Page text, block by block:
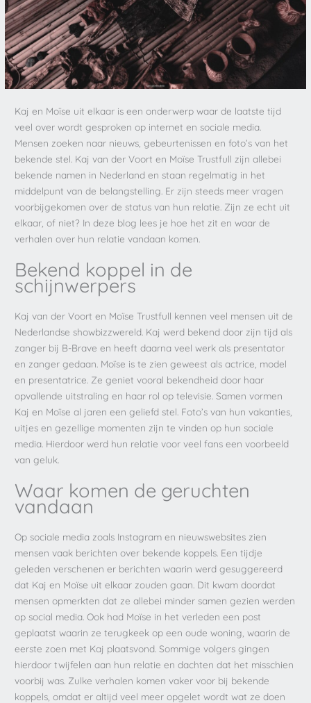
Kaj en Moïse uit elkaar is een onderwerp waar de laatste tijd
veel over wordt gesproken op internet en sociale media.
Mensen zoeken naar nieuws, gebeurtenissen en foto’s van het
bekende stel. Kaj van der Voort en Moïse Trustfull zijn allebei
bekende namen in Nederland en staan regelmatig in het
middelpunt van de belangstelling. Er zijn steeds meer vragen
voorbijgekomen over de status van hun relatie. Zijn ze echt uit
elkaar, of niet? In deze blog lees je hoe het zit en waar de
verhalen over hun relatie vandaan komen.
Bekend koppel in de
schijnwerpers
Kaj van der Voort en Moïse Trustfull kennen veel mensen uit de
Nederlandse showbizzwereld. Kaj werd bekend door zijn tijd als
zanger bij B-Brave en heeft daarna veel werk als presentator
en zanger gedaan. Moïse is te zien geweest als actrice, model
en presentatrice. Ze geniet vooral bekendheid door haar
opvallende uitstraling en haar rol op televisie. Samen vormen
Kaj en Moïse al jaren een geliefd stel. Foto’s van hun vakanties,
uitjes en gezellige momenten zijn te vinden op hun sociale
media. Hierdoor werd hun relatie voor veel fans een voorbeeld
van geluk.
Waar komen de geruchten
vandaan
Op sociale media zoals Instagram en nieuwswebsites zien
mensen vaak berichten over bekende koppels. Een tijdje
geleden verschenen er berichten waarin werd gesuggereerd
dat Kaj en Moïse uit elkaar zouden gaan. Dit kwam doordat
mensen opmerkten dat ze allebei minder samen gezien werden
op social media. Ook had Moïse in het verleden een post
geplaatst waarin ze terugkeek op een oude woning, waarin de
eerste zoen met Kaj plaatsvond. Sommige volgers gingen
hierdoor twijfelen aan hun relatie en dachten dat het misschien
voorbij was. Zulke verhalen komen vaker voor bij bekende
koppels, omdat er altijd veel meer opgelet wordt wat ze doen